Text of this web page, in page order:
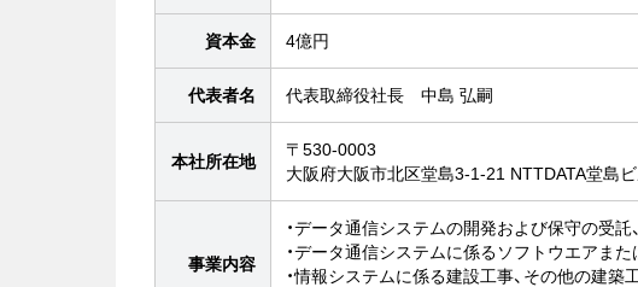
資本金 4億円
代表者名 代表取締役社長 中島 弘嗣
本社所在地
〒530-0003
大阪府大阪市北区堂島3-1-21 NTTDATA堂島
事業内容
・データ通信システムの開発および保守の受託
・データ通信システムに係るソフトウエアま
・情報システムに係る建設工事、その他の建築